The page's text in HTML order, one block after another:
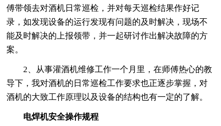
傅带领去对酒机日常巡检，并对每天巡检结果作好记
录，如发现设备的运行发现有问题的及时解决，现场不
能及时解决的上报领带，并一起研讨作出解决故障的方
案。
2、从事灌酒机维修工作一个月里，在师傅热心的教
导下，我对酒机的日常巡检工作要求也正逐步掌握，对
酒机的大致工作原理以及设备的结构也有一定的了解。
电焊机安全操作规程